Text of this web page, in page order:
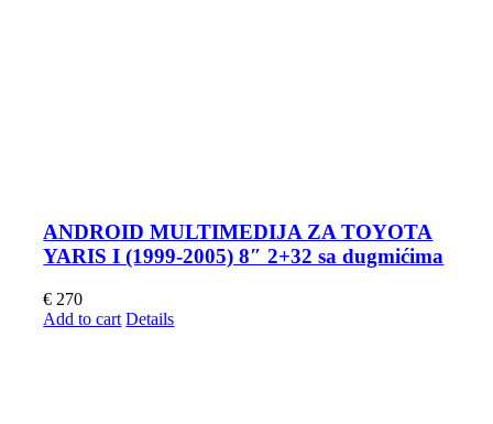
ANDROID MULTIMEDIJA ZA TOYOTA
YARIS I (1999-2005) 8″ 2+32 sa dugmićima
€ 270
Add to cart Details